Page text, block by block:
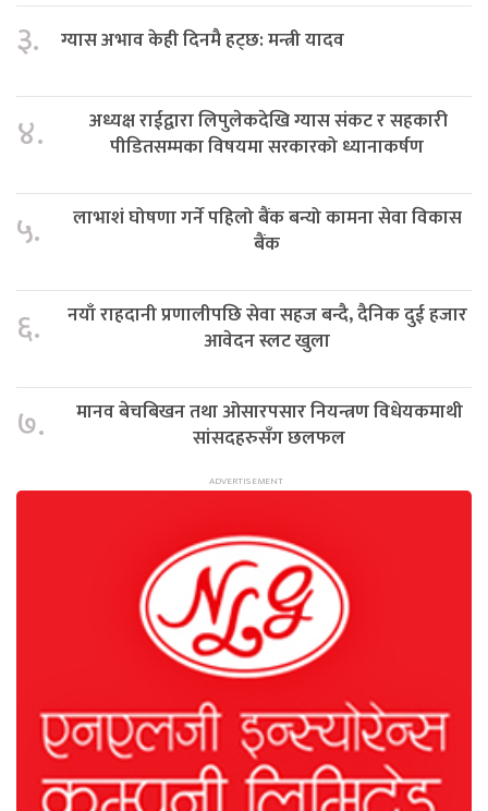
३. ग्यास अभाव केही दिनमै हट्छ: मन्त्री यादव
४.
अध्यक्ष राईद्वारा लिपुलेकदेखि ग्यास संकट र सहकारी
पीडितसम्मका विषयमा सरकारको ध्यानाकर्षण
५.
लाभाशं घोषणा गर्ने पहिलो बैंक बन्यो कामना सेवा विकास
बैंक
६.
नयाँ राहदानी प्रणालीपछि सेवा सहज बन्दै, दैनिक दुई हजार
आवेदन स्लट खुला
७.
मानव बेचबिखन तथा ओसारपसार नियन्त्रण विधेयकमाथी
सांसदहरुसँग छलफल